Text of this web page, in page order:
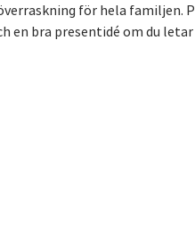
för hela familjen.
en bra presentidé om du